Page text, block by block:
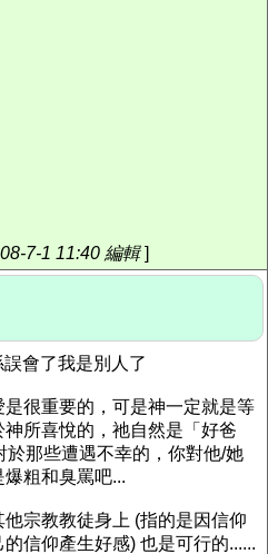
7-1 11:40 編輯]
會了我是別人了
很重要的，可是神一定就是等
所喜悅的，祂自然是「好爸
那些遭遇不幸的，你對他/她
粗和臭罵吧...
宗教教徒身上 (指的是因信仰
信仰產生好感) 也是可行的......